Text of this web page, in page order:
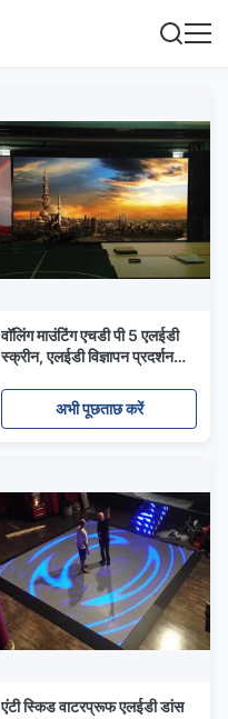
वॉलिंग माउंटिंग एचडी पी 5 एलईडी
स्क्रीन, एलईडी विज्ञापन प्रदर्शन
अभी पूछताछ करें
एंटी स्किड वाटरप्रूफ एलईडी डांस